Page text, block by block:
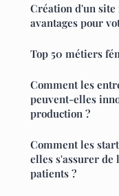
Création d'un
avantages pour
Top 50 métiers
Comment les
peuvent-elles
production ?
Comment les
elles s'assurer de
patients ?